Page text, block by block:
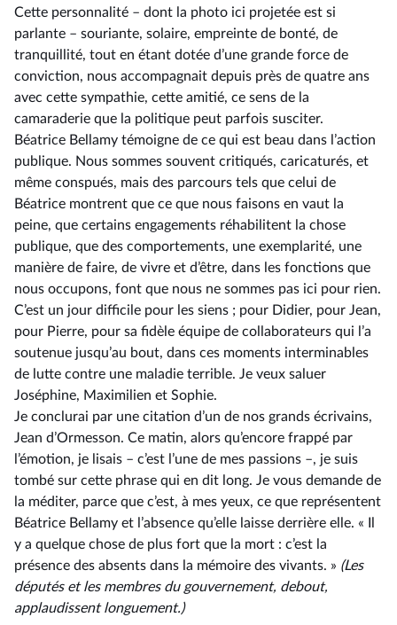
Cette personnalité –⁠ dont la photo ici projetée est si
parlante – souriante, solaire, empreinte de bonté, de
tranquillité, tout en étant dotée d’une grande force de
conviction, nous accompagnait depuis près de quatre ans
avec cette sympathie, cette amitié, ce sens de la
camaraderie que la politique peut parfois susciter.
Béatrice Bellamy témoigne de ce qui est beau dans l’action
publique. Nous sommes souvent critiqués, caricaturés, et
même conspués, mais des parcours tels que celui de
Béatrice montrent que ce que nous faisons en vaut la
peine, que certains engagements réhabilitent la chose
publique, que des comportements, une exemplarité, une
manière de faire, de vivre et d’être, dans les fonctions que
nous occupons, font que nous ne sommes pas ici pour rien.
C’est un jour difficile pour les siens ; pour Didier, pour Jean,
pour Pierre, pour sa fidèle équipe de collaborateurs qui l’a
soutenue jusqu’au bout, dans ces moments interminables
de lutte contre une maladie terrible. Je veux saluer
Joséphine, Maximilien et Sophie.
Je conclurai par une citation d’un de nos grands écrivains,
Jean d’Ormesson. Ce matin, alors qu’encore frappé par
l’émotion, je lisais –⁠ c’est l’une de mes passions –, je suis
tombé sur cette phrase qui en dit long. Je vous demande de
la méditer, parce que c’est, à mes yeux, ce que représentent
Béatrice Bellamy et l’absence qu’elle laisse derrière elle. « Il
y a quelque chose de plus fort que la mort : c’est la
présence des absents dans la mémoire des vivants. » (Les
députés et les membres du gouvernement, debout,
applaudissentlonguement.)